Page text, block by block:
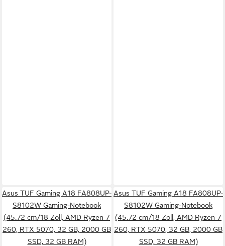
Asus TUF Gaming A18 FA808UP-
S8102W Gaming-Notebook
(45.72 cm/18 Zoll, AMD Ryzen 7
260, RTX 5070, 32 GB, 2000 GB
SSD, 32 GB RAM)
Asus TUF Gaming A18 FA808UP-
S8102W Gaming-Notebook
(45.72 cm/18 Zoll, AMD Ryzen 7
260, RTX 5070, 32 GB, 2000 GB
SSD, 32 GB RAM)